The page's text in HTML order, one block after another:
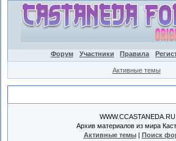
Форум Участники Правила
Активные темы
WWW.CCASTANEDA.RU
Архив материалов из мира
Активные темы| Поиск